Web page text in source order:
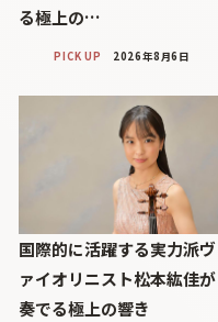
る極上の…
PICK UP 2026年8月6日
国際的に活躍する実力派ヴ
ァイオリニスト松本紘佳が
奏でる極上の響き